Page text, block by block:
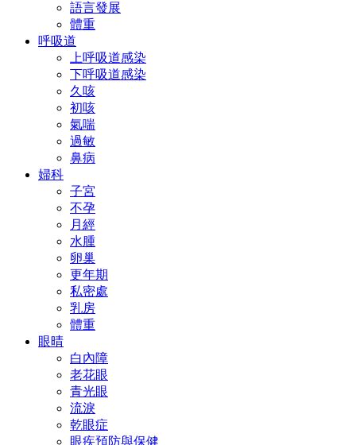
語言發展
體重
呼吸道
上呼吸道感染
下呼吸道感染
久咳
初咳
氣喘
過敏
鼻病
婦科
子宮
不孕
月經
水腫
卵巢
更年期
私密處
乳房
體重
眼晴
白內障
老花眼
青光眼
流淚
乾眼症
眼疾預防與保健